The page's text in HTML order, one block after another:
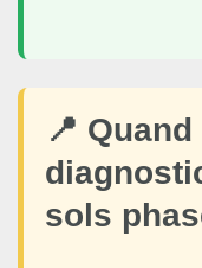
📍
sols